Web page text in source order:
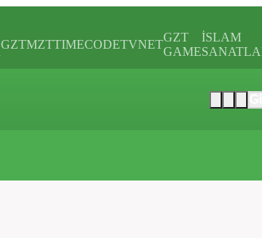
GZTMZTTIMECODETVNET
GZT
GAME
İSLAM